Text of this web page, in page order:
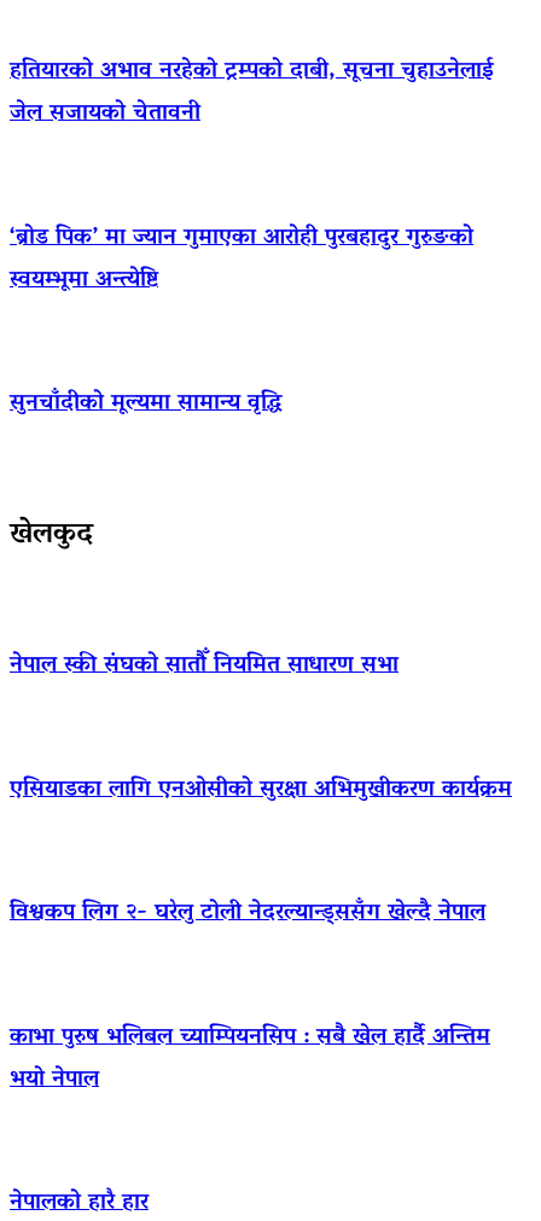
हतियारको अभाव नरहेको ट्रम्पको दाबी, सूचना चुहाउनेलाई
जेल सजायको चेतावनी
‘ब्रोड पिक’ मा ज्यान गुमाएका आराेही पुरबहादुर गुरुङको
स्वयम्भूमा अन्त्येष्टि
सुनचाँदीको मूल्यमा सामान्य वृद्धि
खेलकुद
नेपाल स्की संघको सातौँ नियमित साधारण सभा
एसियाडका लागि एनओसीको सुरक्षा अभिमुखीकरण कार्यक्रम
विश्वकप लिग २- घरेलु टोली नेदरल्यान्ड्ससँग खेल्दै नेपाल
काभा पुरुष भलिबल च्याम्पियनसिप : सबै खेल हार्दै अन्तिम
भयो नेपाल
नेपालको हारै हार